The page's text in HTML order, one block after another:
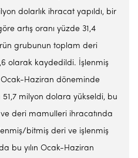
dolarlık ihracat yapıldı, bir
artış oranı yüzde 31,4
grubunun toplam deri
olarak kaydedildi. İşlenmiş
Ocak-Haziran döneminde
51,7 milyon dolara yükseldi, bu
deri mamulleri ihracatında
bitmiş deri ve işlenmiş
bu yılın Ocak-Haziran